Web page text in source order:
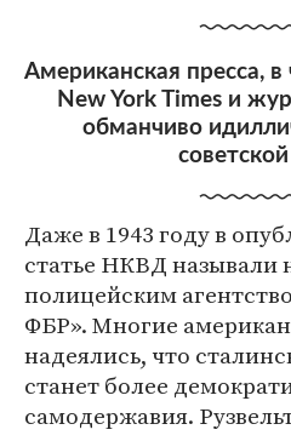
Американская пресса, в
New York Times и
обманчиво
Даже в 1943 году в
статье НКВД
полицейским
ФБР». Многие
надеялись, что
станет более
самодержавия.